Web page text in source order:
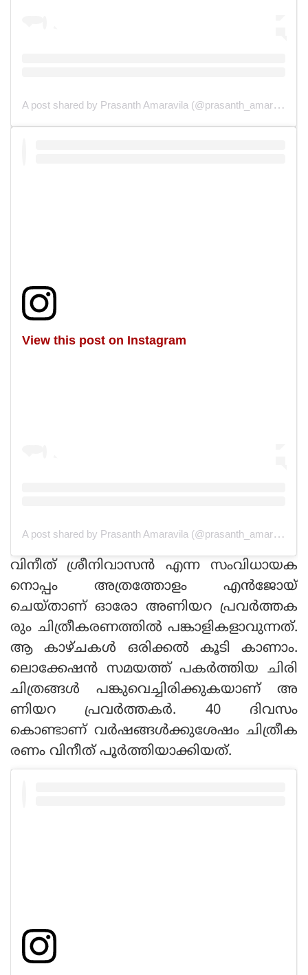
A post shared by Prasanth Amaravila (@prasanth_amaravila)
View this post on Instagram
A post shared by Prasanth Amaravila (@prasanth_amaravila)
വിനീത് ശ്രീനിവാസന്‍ എന്ന സംവിധായക
നൊപ്പം അത്രത്തോളം എന്‍ജോയ്
ചെയ്താണ് ഓരോ അണിയറ പ്രവര്‍ത്തക
രും ചിത്രീകരണത്തില്‍ പങ്കാളികളാവുന്നത്.
ആ കാഴ്ചകള്‍ ഒരിക്കല്‍ കൂടി കാണാം.
ലൊക്കേഷന്‍ സമയത്ത് പകര്‍ത്തിയ ചിരി
ചിത്രങ്ങള്‍ പങ്കുവെച്ചിരിക്കുകയാണ് അ
ണിയറ പ്രവര്‍ത്തകര്‍. 40 ദിവസം
കൊണ്ടാണ് വര്‍ഷങ്ങള്‍ക്കുശേഷം ചിത്രീക
രണം വിനീത് പൂര്‍ത്തിയാക്കിയത്.